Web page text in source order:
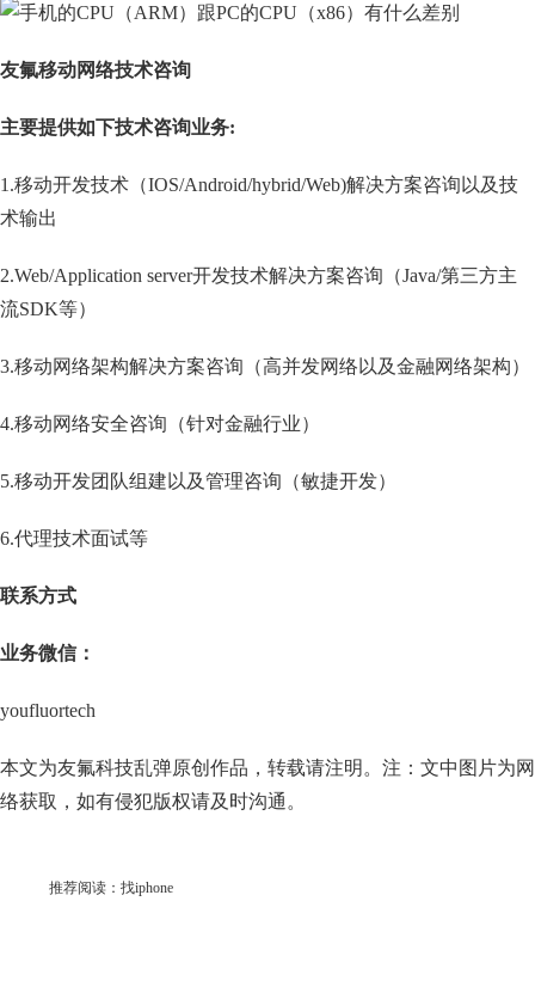
友氟移动网络技术咨询
主要提供如下技术咨询业务:
1.移动开发技术（IOS/Android/hybrid/Web)解决方案咨询以及技
术输出
2.Web/Application server开发技术解决方案咨询（Java/第三方主
流SDK等）
3.移动网络架构解决方案咨询（高并发网络以及金融网络架构）
4.移动网络安全咨询（针对金融行业）
5.移动开发团队组建以及管理咨询（敏捷开发）
6.代理技术面试等
联系方式
业务微信：
youfluortech
本文为友氟科技乱弹原创作品，转载请注明。注：文中图片为网
络获取，如有侵犯版权请及时沟通。
推荐阅读： 找iphone